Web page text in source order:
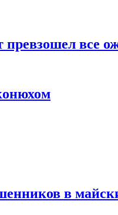
превзошел все
в